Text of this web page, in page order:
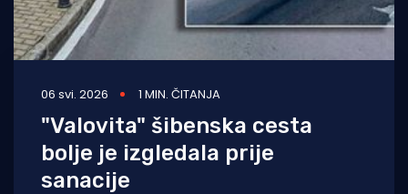
06 svi. 2026 1 MIN. ČITANJA
"Valovita" šibenska cesta
bolje je izgledala prije
sanacije